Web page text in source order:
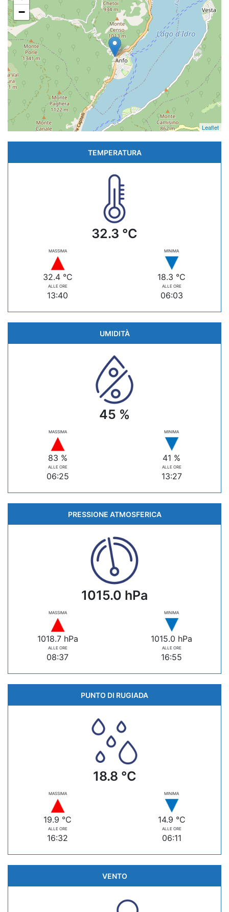
−
Leaflet
TEMPERATURA
32.3 °C
MASSIMA
32.4 °C
ALLE ORE
13:40
MINIMA
18.3 °C
ALLE ORE
06:03
UMIDITÀ
45 %
MASSIMA
83 %
ALLE ORE
06:25
MINIMA
41 %
ALLE ORE
13:27
PRESSIONE ATMOSFERICA
1015.0 hPa
MASSIMA
1018.7 hPa
ALLE ORE
08:37
MINIMA
1015.0 hPa
ALLE ORE
16:55
PUNTO DI RUGIADA
18.8 °C
MASSIMA
19.9 °C
ALLE ORE
16:32
MINIMA
14.9 °C
ALLE ORE
06:11
VENTO